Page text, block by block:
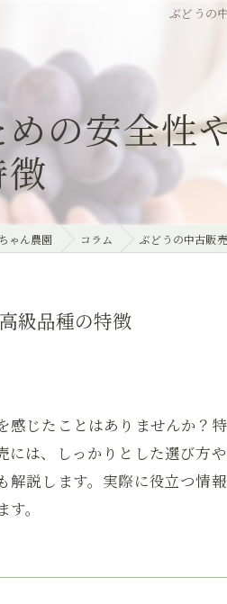
ぶどうの
の安全性
ゃん農園 コラム ぶどうの中古販
級品種の特徴
じたことはありませんか？
は、しっかりとした選び方
説します。実際に役立つ情
。